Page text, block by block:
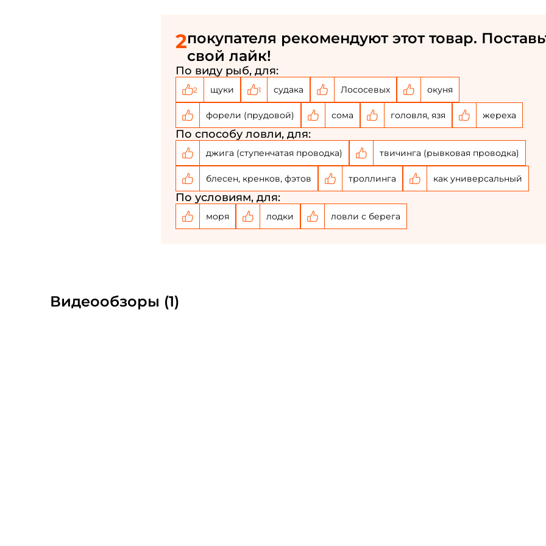
2покупателя рекомендуют этот товар.
свой лайк!
По виду рыб, для:
2 щуки 1 судака Лососевых окуня
форели (прудовой) сома головля, язя жереха
По способу ловли, для:
джига (ступенчатая проводка) твичинга (рывковая проводка)
блесен, кренков, фэтов троллинга как универсальный
По условиям, для:
моря лодки ловли с берега
Видеообзоры (1)